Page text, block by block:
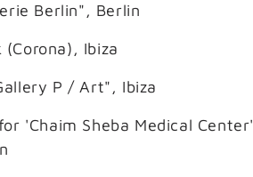
Berlin", Berlin
Ibiza
P / Art", Ibiza
'Chaim Sheba Medical Center'